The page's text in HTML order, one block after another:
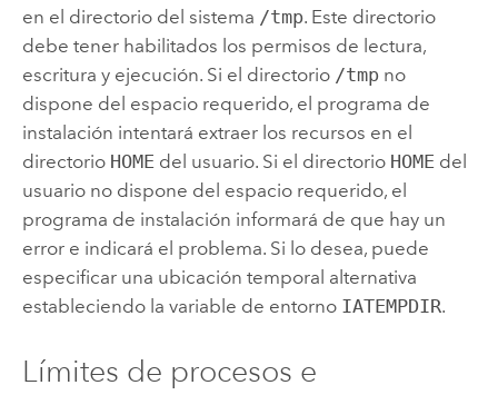
en el directorio del sistema /tmp. Este directorio
debe tener habilitados los permisos de lectura,
escritura y ejecución. Si el directorio /tmpno
dispone del espacio requerido, el programa de
instalación intentará extraer los recursos en el
directorio HOME del usuario. Si el directorio HOME del
usuario no dispone del espacio requerido, el
programa de instalación informará de que hay un
error e indicará el problema. Si lo desea, puede
especificar una ubicación temporal alternativa
estableciendo la variable de entorno IATEMPDIR.
Límites de procesos e